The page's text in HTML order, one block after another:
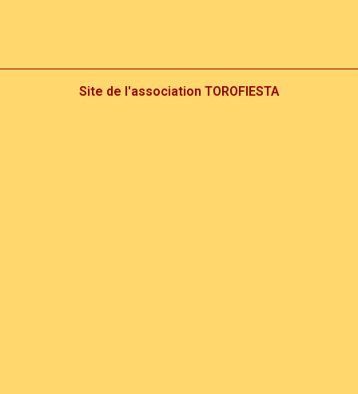
Site de l'association TOROFIESTA